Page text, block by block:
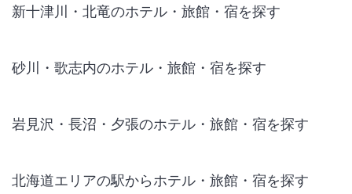
新十津川・北竜のホテル・旅館・宿を探す
砂川・歌志内のホテル・旅館・宿を探す
岩見沢・長沼・夕張のホテル・旅館・宿を探す
北海道エリアの駅からホテル・旅館・宿を探す